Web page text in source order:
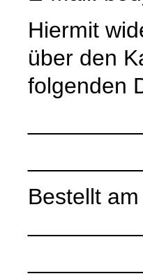
Hiermit
über den
folgenden
Bestellt